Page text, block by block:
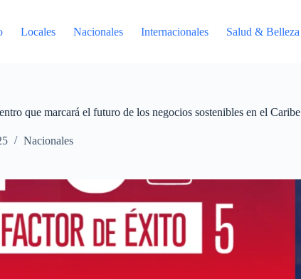
Locales Nacionales Internacionales Salud & Belleza
que marcará el futuro de los negocios sostenibles en el Caribe
Nacionales